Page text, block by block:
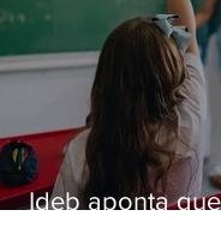
Ideb aponta que